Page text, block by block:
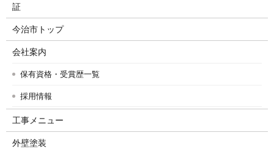
証
今治市トップ
会社案内
保有資格・受賞歴一覧
採用情報
工事メニュー
外壁塗装